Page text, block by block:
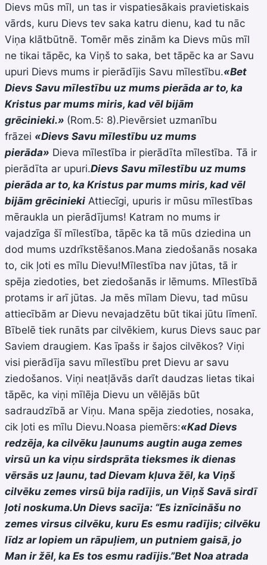
Dievs mūs mīl, un tas ir vispatiesākais pravietiskais
vārds, kuru Dievs tev saka katru dienu, kad tu nāc
Viņa klātbūtnē. Tomēr mēs zinām ka Dievs mūs mīl
ne tikai tāpēc, ka Viņš to saka, bet tāpēc ka ar Savu
upuri Dievs mums ir pierādījis Savu mīlestību.«Bet
Dievs Savu mīlestību uz mums pierāda ar to, ka
Kristus par mums miris, kad vēl bijām
grēcinieki.» (Rom.5: 8).Pievērsiet uzmanību
frāzei «Dievs Savu mīlestību uz mums
pierāda» Dieva mīlestība ir pierādīta mīlestība. Tā ir
pierādīta ar upuri.Dievs Savu mīlestību uz mums
pierāda ar to, ka Kristus par mums miris, kad vēl
bijām grēcinieki Attiecīgi, upuris ir mūsu mīlestības
mēraukla un pierādījums! Katram no mums ir
vajadzīga šī mīlestība, tāpēc ka tā mūs dziedina un
dod mums uzdrīkstēšanos.Mana ziedošanās nosaka
to, cik ļoti es mīlu Dievu!Mīlestība nav jūtas, tā ir
spēja ziedoties, bet ziedošanās ir lēmums. Mīlestībā
protams ir arī jūtas. Ja mēs mīlam Dievu, tad mūsu
attiecībām ar Dievu nevajadzētu būt tikai jūtu līmenī.
Bībelē tiek runāts par cilvēkiem, kurus Dievs sauc par
Saviem draugiem. Kas īpašs ir šajos cilvēkos? Viņi
visi pierādīja savu mīlestību pret Dievu ar savu
ziedošanos. Viņi neatļāvās darīt daudzas lietas tikai
tāpēc, ka viņi mīlēja Dievu un vēlējās būt
sadraudzībā ar Viņu. Mana spēja ziedoties, nosaka,
cik ļoti es mīlu Dievu.Noasa piemērs:«Kad Dievs
redzēja, ka cilvēku ļaunums augtin auga zemes
virsū un ka viņu sirdsprāta tieksmes ik dienas
vērsās uz ļaunu, tad Dievam kļuva žēl, ka Viņš
cilvēku zemes virsū bija radījis, un Viņš Savā sirdī
ļoti noskuma.Un Dievs sacīja: “Es iznīcināšu no
zemes virsus cilvēku, kuru Es esmu radījis; cilvēku
līdz ar lopiem un rāpuļiem, un putniem gaisā, jo
Man ir žēl, ka Es tos esmu radījis.”Bet Noa atrada